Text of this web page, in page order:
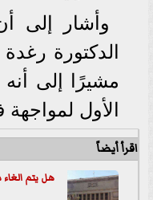
الدكتورة
مشيرًا إلى
الأول لمواجهة
اقرأ أيضاً
هل يتم